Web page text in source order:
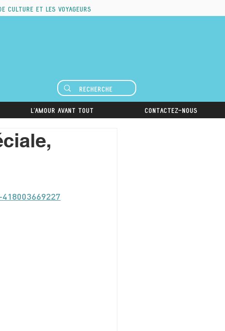
culture et les voyageurs
L'amour avant tout Contactez-nous